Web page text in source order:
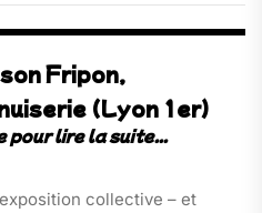
Fripon,
(Lyon 1er)
collective – et